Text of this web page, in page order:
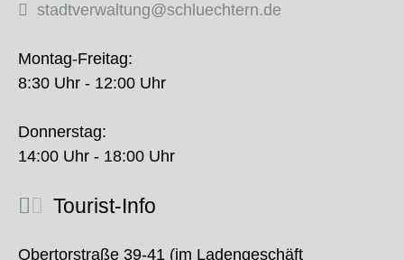
stadtverwaltung@schluechtern.de
Montag-Freitag:
8:30 Uhr - 12:00 Uhr
Donnerstag:
14:00 Uhr - 18:00 Uhr
Tourist-Info
Obertorstraße 39-41 (im Ladengeschäft